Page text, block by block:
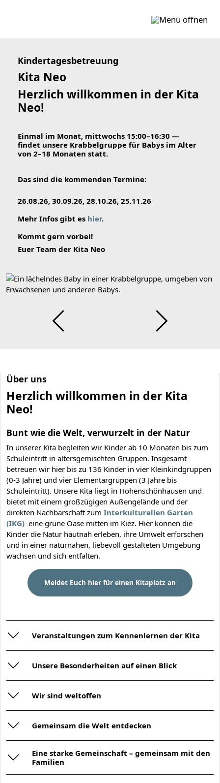
Kindertagesbetreuung
Kita Neo
Herzlich willkommen in der Kita
Neo!
Einmal im Monat, mittwochs 15:00–16:30 —
findet unsere Krabbelgruppe für Babys im Alter
von 2–18 Monaten statt.
Das sind die kommenden Termine:
26.08.26, 30.09.26, 28.10.26, 25.11.26
Mehr Infos gibt es hier.
Kommt gern vorbei!
Euer Team der Kita Neo
Über uns
Herzlich willkommen in der Kita
Neo!
Bunt wie die Welt, verwurzelt in der Natur
In unserer Kita begleiten wir Kinder ab 10 Monaten bis zum
Schuleintritt in altersgemischten Gruppen. Insgesamt
betreuen wir hier bis zu 136 Kinder in vier Kleinkindgruppen
(0-3 Jahre) und vier Elementargruppen (3 Jahre bis
Schuleintritt). Unsere Kita liegt in Hohenschönhausen und
bietet mit einem großzügigen Außengelände und der
direkten Nachbarschaft zum Interkulturellen Garten
(IKG) eine grüne Oase mitten im Kiez. Hier können die
Kinder die Natur hautnah erleben, ihre Umwelt erforschen
und in einer naturnahen, liebevoll gestalteten Umgebung
wachsen und sich entfalten.
Meldet Euch hier für einen Kitaplatz an
Veranstaltungen zum Kennenlernen der Kita
Unsere Besonderheiten auf einen Blick
Wir sind weltoffen
Gemeinsam die Welt entdecken
Eine starke Gemeinschaft – gemeinsam mit den
Familien